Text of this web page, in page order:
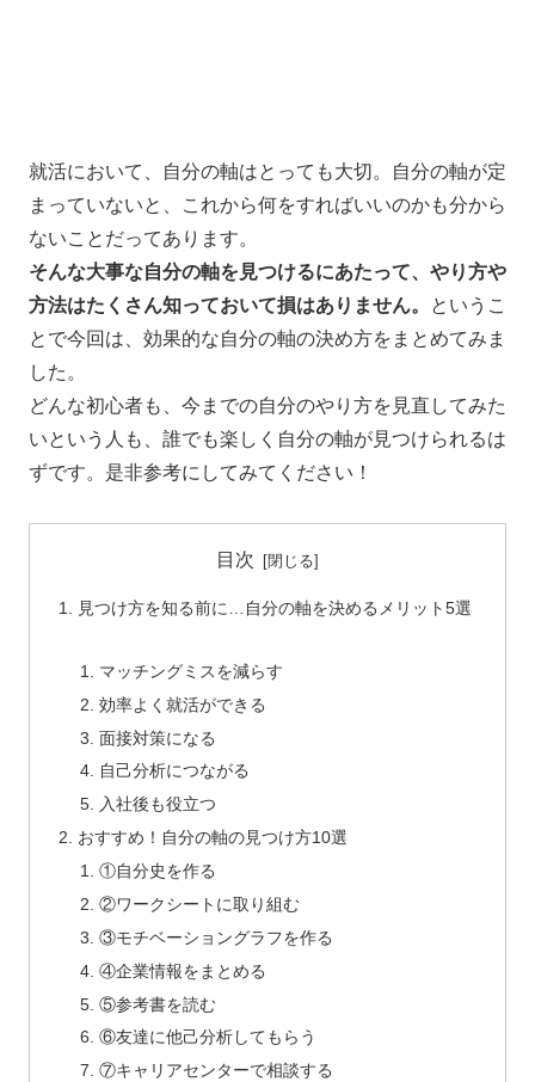
就活において、自分の軸はとっても大切。自分の軸が定
まっていないと、これから何をすればいいのかも分から
ないことだってあります。
そんな大事な自分の軸を見つけるにあたって、やり方や
方法はたくさん知っておいて損はありません。
というこ
とで今回は、効果的な自分の軸の決め方をまとめてみま
した。
どんな初心者も、今までの自分のやり方を見直してみた
いという人も、誰でも楽しく自分の軸が見つけられるは
ずです。是非参考にしてみてください！
目次
見つけ方を知る前に…自分の軸を決めるメリット5選
マッチングミスを減らす
効率よく就活ができる
面接対策になる
自己分析につながる
入社後も役立つ
おすすめ！自分の軸の見つけ方10選
①自分史を作る
②ワークシートに取り組む
③モチベーショングラフを作る
④企業情報をまとめる
⑤参考書を読む
⑥友達に他己分析してもらう
⑦キャリアセンターで相談する